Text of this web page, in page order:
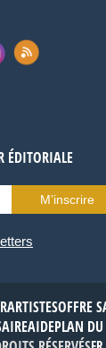
ÉDITORIALE
M’inscrire
ARTISTESOFFRE
AIDEPLAN